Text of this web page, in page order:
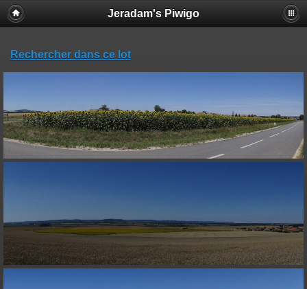
Jeradam's Piwigo
Rechercher dans ce lot